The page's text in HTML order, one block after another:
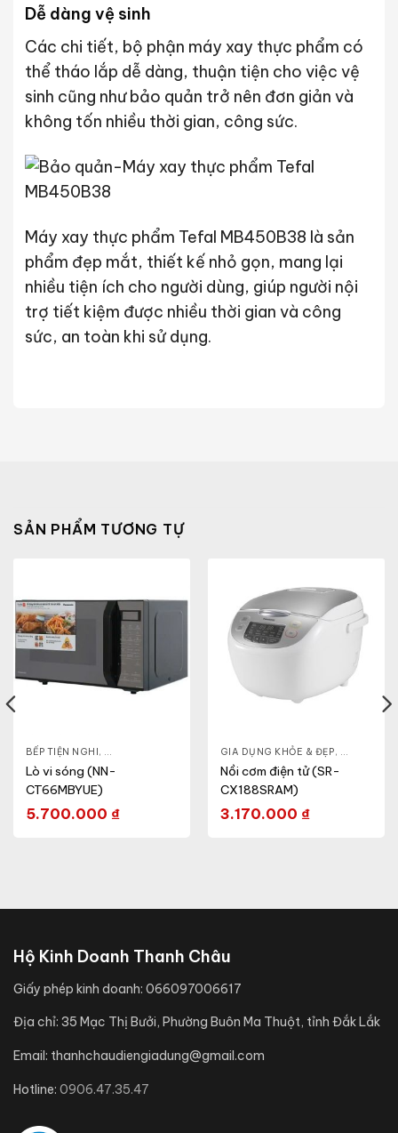
Dễ dàng vệ sinh
Các chi tiết, bộ phận máy xay thực phẩm có
thể tháo lắp dễ dàng, thuận tiện cho việc vệ
sinh cũng như bảo quản trở nên đơn giản và
không tốn nhiều thời gian, công sức.
Máy xay thực phẩm Tefal MB450B38 là sản
phẩm đẹp mắt, thiết kế nhỏ gọn, mang lại
nhiều tiện ích cho người dùng, giúp người nội
trợ tiết kiệm được nhiều thời gian và công
sức, an toàn khi sử dụng.
SẢN PHẨM TƯƠNG TỰ
BẾP TIỆN NGHI, GIA DỤNG KHỎE & ĐẸP ,LÒ VI SÓNG
Lò vi sóng (NN-
CT66MBYUE)
5.700.000 ₫
GIA DỤNG KHỎE & ĐẸP, NỒI - ẤM -
Nồi cơm điện tử (SR-
CX188SRAM)
3.170.000 ₫
,LÒ VI SÓNG
Hộ Kinh Doanh Thanh Châu
Giấy phép kinh doanh: 066097006617
Địa chỉ: 35 Mạc Thị Bưởi, Phường Buôn Ma Thuột, tỉnh Đắk Lắk
Email: thanhchaudiengiadung@gmail.com
Hotline: 0906.47.35.47